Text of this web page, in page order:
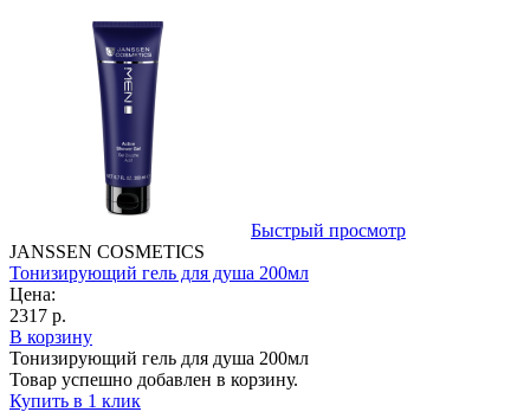
Быстрый просмотр
JANSSEN COSMETICS
Тонизирующий гель для душа 200мл
Цена:
2317 р.
В корзину
Тонизирующий гель для душа 200мл
Товар успешно добавлен в корзину.
Купить в 1 клик